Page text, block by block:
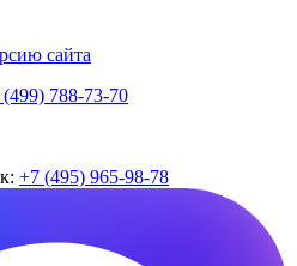
сайта
788-73-70
+7 (495) 965-98-78